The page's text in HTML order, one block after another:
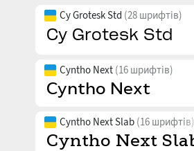
Cy Grotesk Std (28 шрифтів)
Cyntho Next (16 шрифтів)
Cyntho Next Slab (16 шрифтів)